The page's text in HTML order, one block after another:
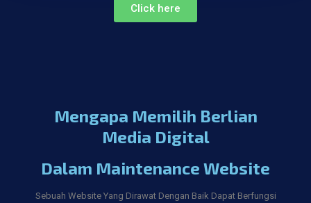
Click here
Mengapa Memilih Berlian
Media Digital
Dalam Maintenance Website
Sebuah Website Yang Dirawat Dengan Baik Dapat Berfungsi